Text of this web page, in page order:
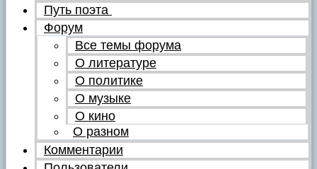
Путь поэта
Форум
Все темы форума
О литературе
О политике
О музыке
О кино
О разном
Комментарии